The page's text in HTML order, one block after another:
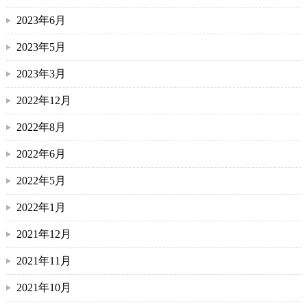
2023年6月
2023年5月
2023年3月
2022年12月
2022年8月
2022年6月
2022年5月
2022年1月
2021年12月
2021年11月
2021年10月